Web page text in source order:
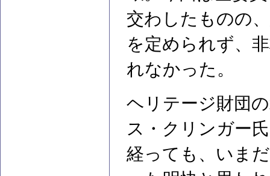
交わしたものの
を定められず、
れなかった。
ヘリテージ財団
ス・クリンガー
経っても、いま